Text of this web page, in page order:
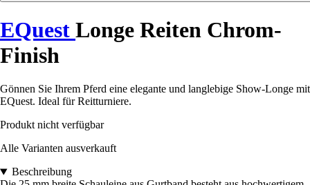
EQuest Longe Reiten Chrom-
Finish
Gönnen Sie Ihrem Pferd eine elegante und langlebige Show-Longe mit
EQuest. Ideal für Reitturniere.
Produkt nicht verfügbar
Alle Varianten ausverkauft
Beschreibung